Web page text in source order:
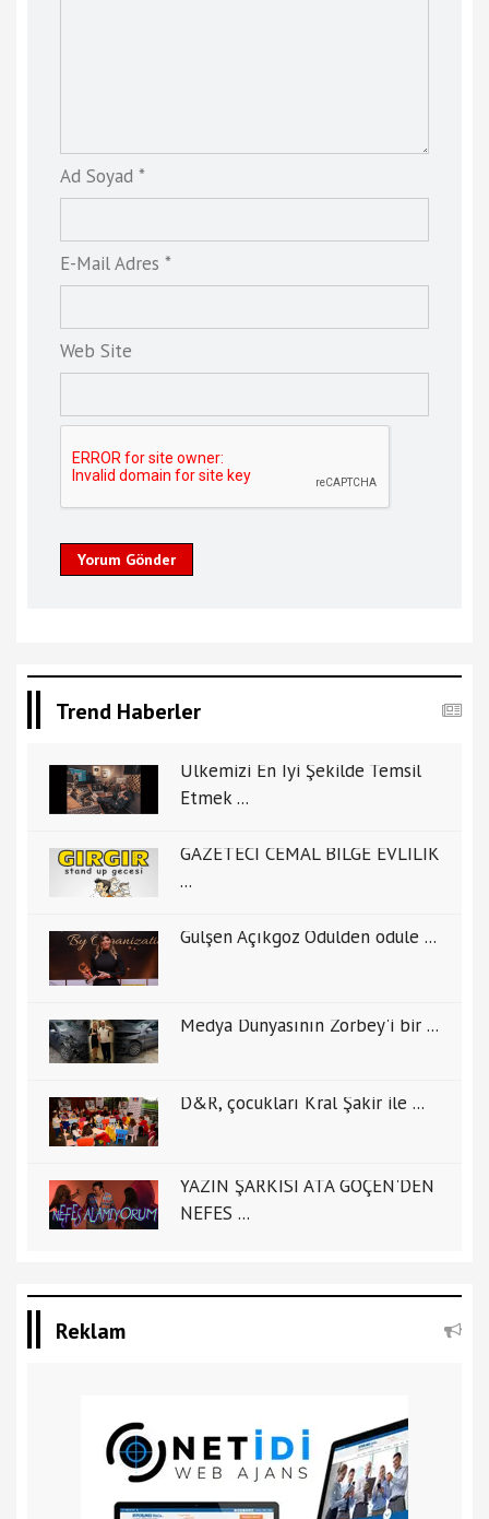
Ad Soyad *
E-Mail Adres *
Web Site
Yorum Gönder
Trend Haberler
Ülkemizi En İyi Şekilde Temsil
Etmek ...
GAZETECİ CEMAL BİLGE EVLİLİK
...
Gülşen Açıkgöz Ödülden ödüle ...
Medya Dünyasının Zorbey'i bir ...
D&R, çocukları Kral Şakir ile ...
YAZIN ŞARKISI ATA GÖÇEN'DEN
NEFES ...
Reklam